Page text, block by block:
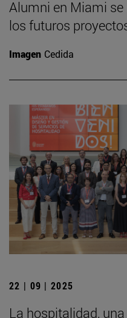
Alumni en Miami
los futuros
Imagen Cedida
22 | 09 | 2025
La hospitalidad,